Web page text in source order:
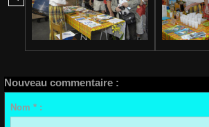
Nouveau commentaire :
Nom * :